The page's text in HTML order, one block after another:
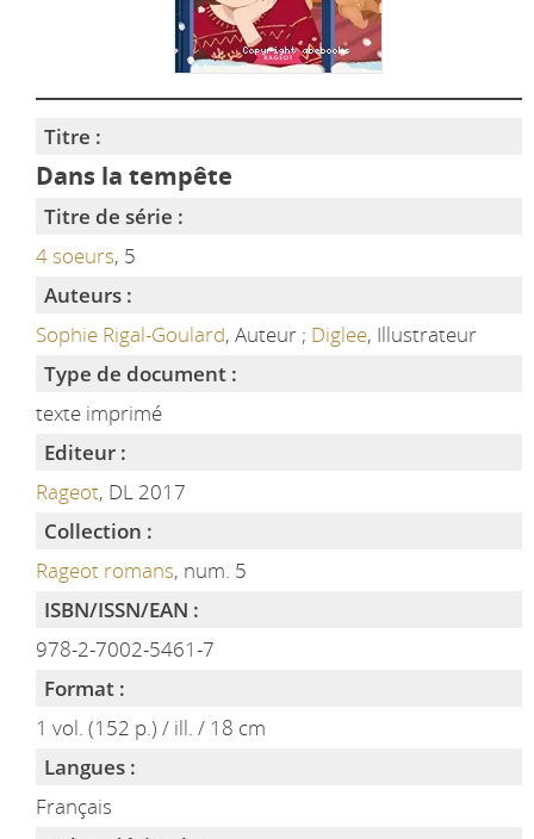
Titre :
Dans la tempête
Titre de série :
4 soeurs, 5
Auteurs :
Sophie Rigal-Goulard, Auteur ; Diglee, Illustrateur
Type de document :
texte imprimé
Editeur :
Rageot, DL 2017
Collection :
Rageot romans, num. 5
ISBN/ISSN/EAN :
978-2-7002-5461-7
Format :
1 vol. (152 p.) / ill. / 18 cm
Langues :
Français